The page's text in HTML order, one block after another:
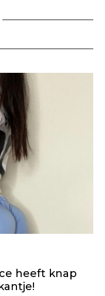
heeft knap